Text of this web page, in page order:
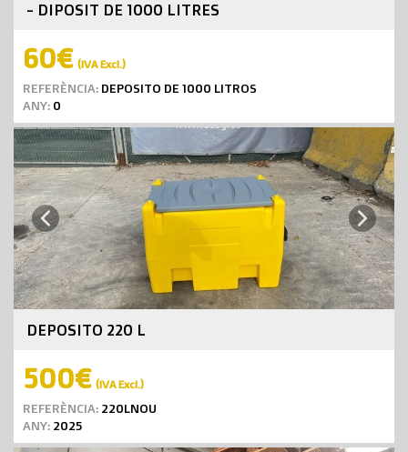
- DIPOSIT DE 1000 LITRES
60€ (IVA Excl.)
REFERÈNCIA: DEPOSITO DE 1000 LITROS
ANY: 0
Previous Next
DEPOSITO 220 L
500€ (IVA Excl.)
REFERÈNCIA: 220LNOU
ANY: 2025